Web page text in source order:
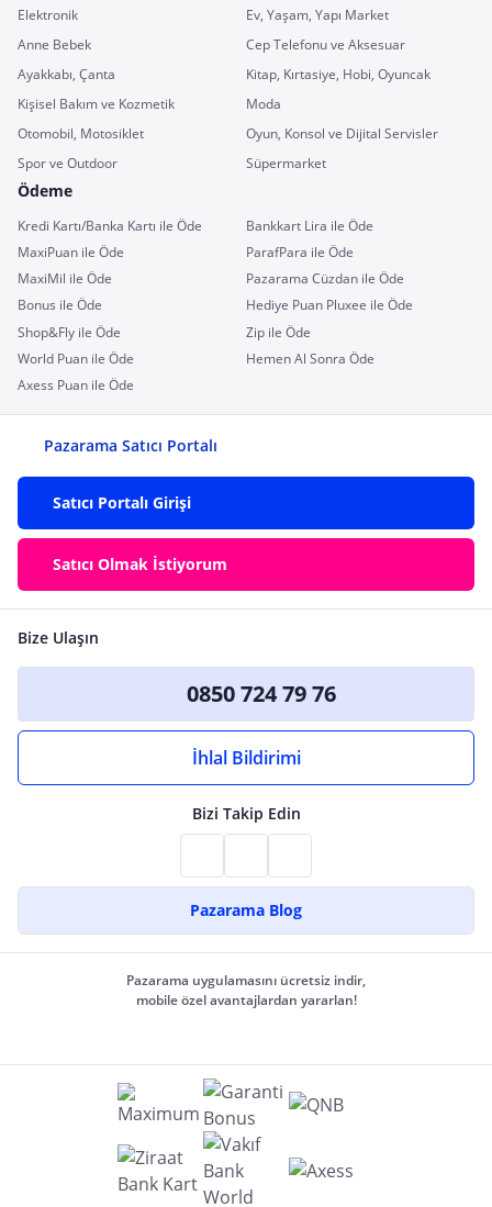
Elektronik
Ev, Yaşam, Yapı Market
Anne Bebek
Cep Telefonu ve Aksesuar
Ayakkabı, Çanta
Kitap, Kırtasiye, Hobi, Oyuncak
Kişisel Bakım ve Kozmetik
Moda
Otomobil, Motosiklet
Oyun, Konsol ve Dijital Servisler
Spor ve Outdoor
Süpermarket
Ödeme
Kredi Kartı/Banka Kartı ile Öde
Bankkart Lira ile Öde
MaxiPuan ile Öde
ParafPara ile Öde
MaxiMil ile Öde
Pazarama Cüzdan ile Öde
Bonus ile Öde
Hediye Puan Pluxee ile Öde
Shop&Fly ile Öde
Zip ile Öde
World Puan ile Öde
Hemen Al Sonra Öde
Axess Puan ile Öde
Pazarama Satıcı Portalı
Satıcı Portalı Girişi
Satıcı Olmak İstiyorum
Bize Ulaşın
0850 724 79 76
İhlal Bildirimi
Bizi Takip Edin
Pazarama Blog
Pazarama uygulamasını ücretsiz indir,
mobile özel avantajlardan yararlan!